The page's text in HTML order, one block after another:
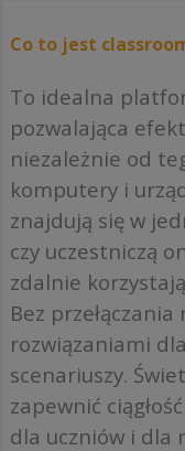
Co to jest
To idealna
pozwalająca
niezależnie od
komputery i
znajdują się w
czy uczestniczą
zdalnie
Bez
rozwiązaniami
scenariuszy.
zapewnić
dla uczniów i dla